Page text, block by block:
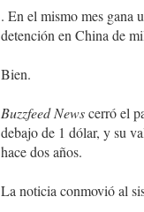
. En el mismo mes gana
detención en China de
Bien.
Buzzfeed Newscerró el
debajo de 1 dólar, y su
hace dos años.
La noticia conmovió al